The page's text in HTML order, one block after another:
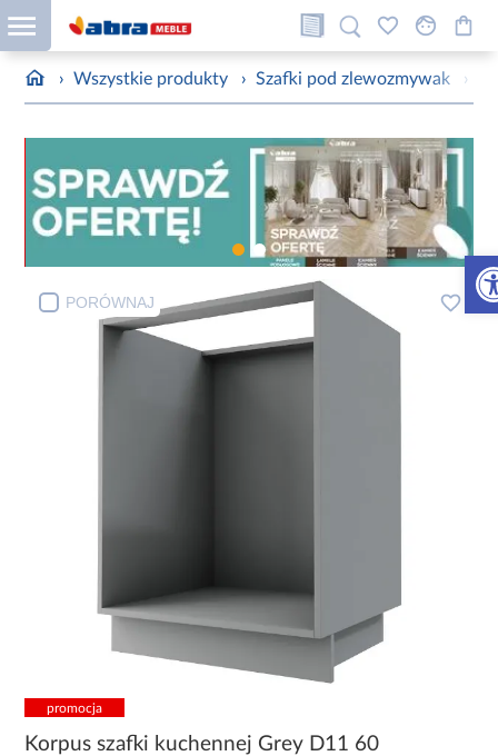
› Wszystkie produkty › Szafki pod zlewozmywak ›
PORÓWNAJ
promocja
Korpus szafki kuchennej Grey D11 60